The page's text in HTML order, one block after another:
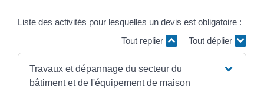
Liste des activités pour lesquelles un devis est obligatoire :
Tout replier
Tout déplier
Travaux et dépannage du secteur du
bâtiment et de l'équipement de maison